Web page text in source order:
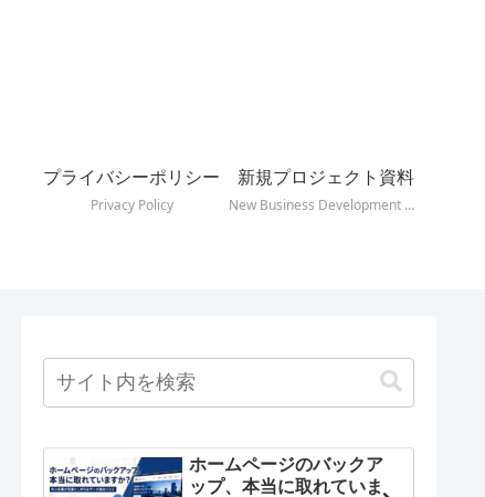
プライバシーポリシー
Privacy Policy
新規プロジェクト資料
New Business Development Docs
ホームページのバックア
ップ、本当に取れていま